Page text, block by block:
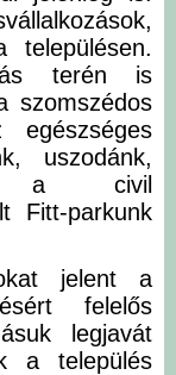
településen.
terén is
szomszédos
uszodánk,
a civil
Fitt-parkunk
jelent a
felelős
legjavát
a település